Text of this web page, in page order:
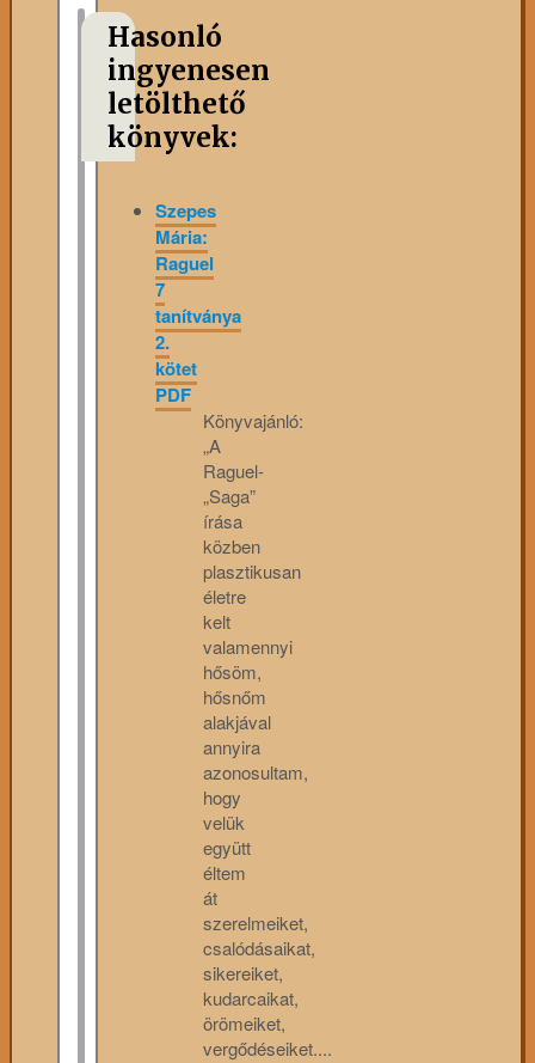
Hasonló
ingyenesen
letölthető
könyvek:
Szepes
Mária:
Raguel
7
tanítványa
2.
kötet
PDF
Könyvajánló:
„A
Raguel-
„Saga”
írása
közben
plasztikusan
életre
kelt
valamennyi
hősöm,
hősnőm
alakjával
annyira
azonosultam,
hogy
velük
együtt
éltem
át
szerelmeiket,
csalódásaikat,
sikereiket,
kudarcaikat,
örömeiket,
vergődéseiket....